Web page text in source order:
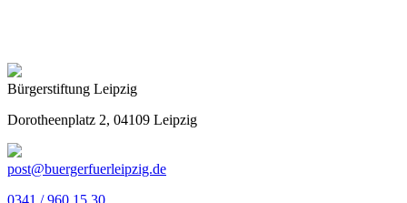
Bürgerstiftung Leipzig
Dorotheenplatz 2, 04109 Leipzig
post@buergerfuerleipzig.de